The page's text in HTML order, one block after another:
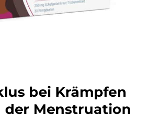
bei Krämpfen
der Menstruation